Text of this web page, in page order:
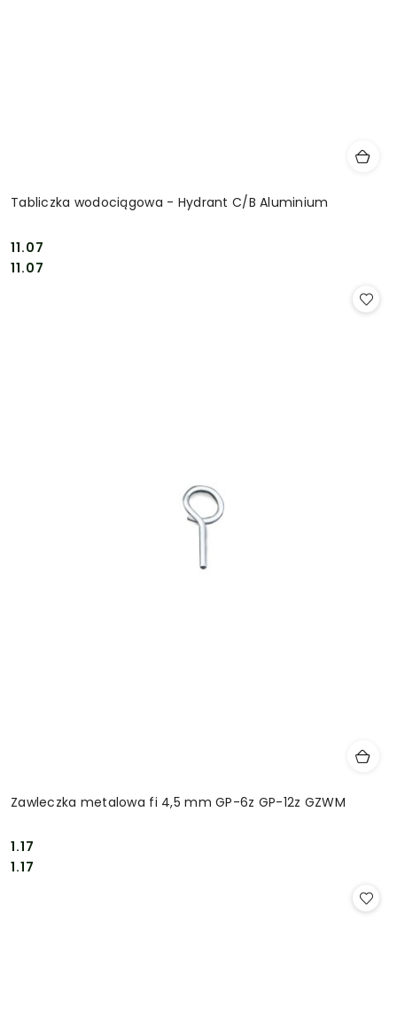
Tabliczka wodociągowa - Hydrant C/B Aluminium
Cena:
11.07
Cena:
11.07
Zawleczka metalowa fi 4,5 mm GP-6z GP-12z GZWM
Cena:
1.17
Cena:
1.17